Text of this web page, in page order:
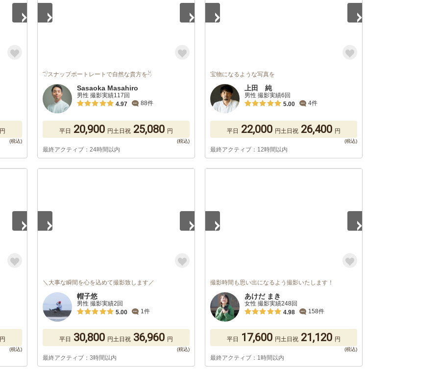
円
𓅿スナップポートレートで自然な貴方を𓄃
Sasaoka Masahiro
男性 撮影実績117回
4.97
88件
平日 20,900 円土日祝 25,080 円
最終アクティブ：24時間以内
宝物になるような写真を
上田 純
男性 撮影実績6回
5.00
4件
平日 22,000 円土日祝 26,400 円
最終アクティブ：12時間以内
円
＼大事な瞬間を心を込めて撮影致します／
帽子悠
男性 撮影実績2回
5.00
1件
平日 30,800 円土日祝 36,960 円
最終アクティブ：3時間以内
撮影時間も思い出になるよう撮影いたします！
あけだ まき
女性 撮影実績248回
4.98
158件
平日 17,600 円土日祝 21,120 円
最終アクティブ：1時間以内